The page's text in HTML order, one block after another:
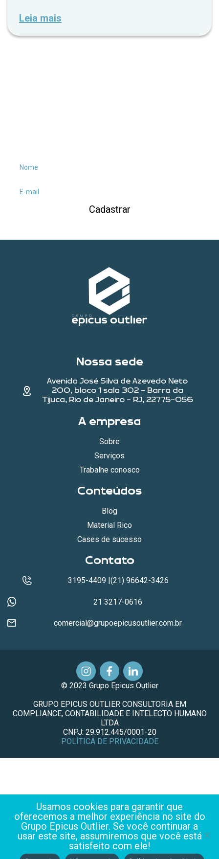
Leia mais
Cadastrar
Nossa sede
Avenida José Silva de Azevedo Neto
200, bloco 1 sala 302 - Barra da
Tijuca, Rio de Janeiro - RJ, 22775-056
A empresa
Sobre
Serviços
Trabalhe conosco
Conteúdos
Blog
Material Rico
Cases de sucesso
Contato
3195-4409 |(21) 96642-3426
21 3217-0616
comercial@grupoepicusoutlier.com.br
© 2023 Grupo Epicus Outlier
GRUPO EPICUS OUTLIER CONSULTORIA EM
COMPLIANCE, CONTABILIDADE E INTELECTO HUMANO
LTDA
CNPJ: 29.912.445/0001-20
POLÍTICA DE PRIVACIDADE
Usamos cookies para garantir que
oferecemos a melhor experiência no site do
Grupo Epicus Outlier. Se você continuar a
usar este site, assumiremos que você está
satisfeito com ele!